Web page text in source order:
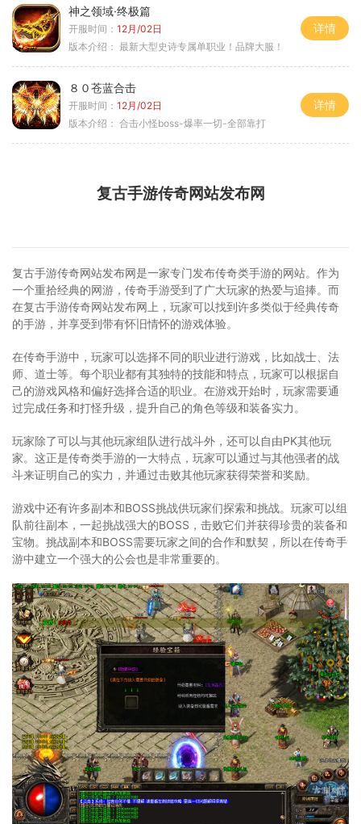
神之领域·终极篇
开服时间： 12月/02日
版本介绍： 最新大型史诗专属单职业！品牌大服！
详情
８０苍蓝合击
开服时间： 12月/02日
版本介绍： 合击小怪boss-爆率一切-全部靠打
详情
复古手游传奇网站发布网
复古手游传奇网站发布网是一家专门发布传奇类手游的网站。作为
一个重拾经典的网游，传奇手游受到了广大玩家的热爱与追捧。而
在复古手游传奇网站发布网上，玩家可以找到许多类似于经典传奇
的手游，并享受到带有怀旧情怀的游戏体验。
在传奇手游中，玩家可以选择不同的职业进行游戏，比如战士、法
师、道士等。每个职业都有其独特的技能和特点，玩家可以根据自
己的游戏风格和偏好选择合适的职业。在游戏开始时，玩家需要通
过完成任务和打怪升级，提升自己的角色等级和装备实力。
玩家除了可以与其他玩家组队进行战斗外，还可以自由PK其他玩
家。这正是传奇类手游的一大特点，玩家可以通过与其他强者的战
斗来证明自己的实力，并通过击败其他玩家获得荣誉和奖励。
游戏中还有许多副本和BOSS挑战供玩家们探索和挑战。玩家可以组
队前往副本，一起挑战强大的BOSS，击败它们并获得珍贵的装备和
宝物。挑战副本和BOSS需要玩家之间的合作和默契，所以在传奇手
游中建立一个强大的公会也是非常重要的。